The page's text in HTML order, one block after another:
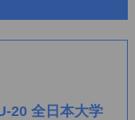
20 全日本大学